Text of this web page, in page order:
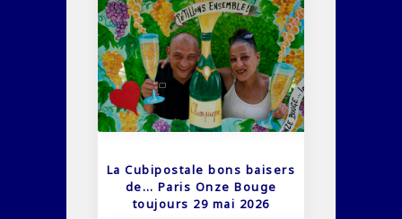
La Cubipostale bons baisers
de… Paris Onze Bouge
toujours 29 mai 2026